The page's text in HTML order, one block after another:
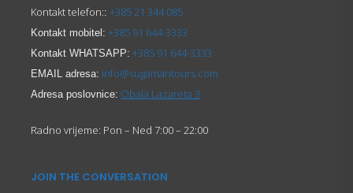
Kontakt telefon:: +385 21 344 085
Kontakt mobitel: +385 91 644-3333
Kontakt WHATSAPP: +385 91 644-3333
EMAIL adresa: info@sugamantours.com
Adresa poslovnice: Obala Lazareta 3
Radno vrijeme: Pon – Ned 7:00 – 22:00
JOIN THE CONVERSATION